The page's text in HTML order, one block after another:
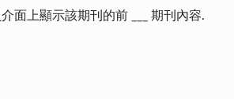
面上顯示該期刊的前 ___ 期刊內容.